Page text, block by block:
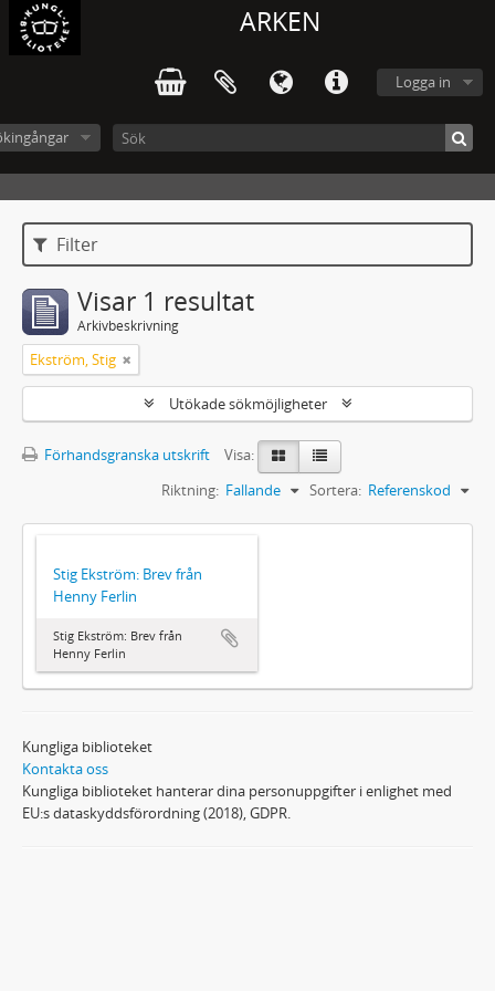
ARKEN
Logga in
Filter
Visar 1 resultat
Arkivbeskrivning
Ekström, Stig
Utökade sökmöjligheter
Förhandsgranska utskrift
Visa:
Sortera: Referenskod
Riktning: Fallande
Stig Ekström: Brev från
Henny Ferlin
Stig Ekström: Brev från
Henny Ferlin
Kungliga biblioteket
Kontakta oss
Kungliga biblioteket hanterar dina personuppgifter i enlighet med
EU:s dataskyddsförordning (2018), GDPR.